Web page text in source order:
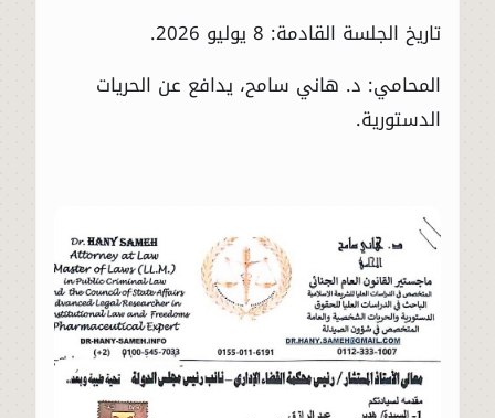
تاريخ الجلسة القادمة: 8 يوليو 2026.
المحامي: د. هاني سامح، يدافع عن الحريات
الدستورية.